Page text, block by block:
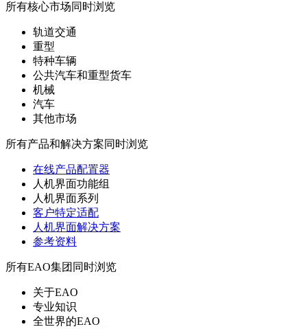
所有核心市场同时浏览
轨道交通
重型
特种车辆
公共汽车和重型货车
机械
汽车
其他市场
所有产品和解决方案同时浏览
在线产品配置器
人机界面功能组
人机界面系列
客户特定适配
人机界面解决方案
参考资料
所有EAO集团同时浏览
关于EAO
专业知识
全世界的EAO